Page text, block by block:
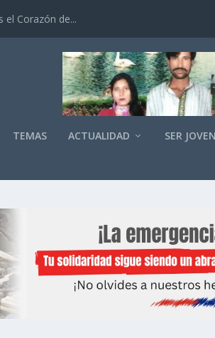
el Corazón de...
TEMAS ACTUALIDAD SER JOVEN